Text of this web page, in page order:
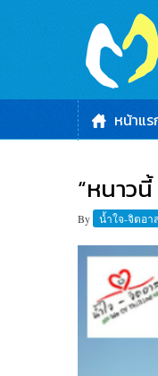
หน้าแร
“หนาว
By น้ำใจ-จิตอา